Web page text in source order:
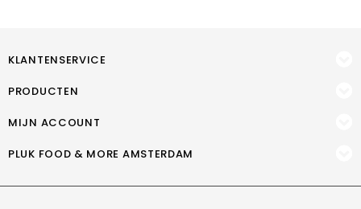
KLANTENSERVICE
PRODUCTEN
MIJN ACCOUNT
PLUK FOOD & MORE AMSTERDAM